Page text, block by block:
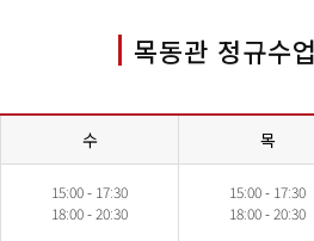
목동관 정규수
수 목
15:00 - 17:30
18:00 - 20:30
15:00 - 17:30
18:00 - 20:30